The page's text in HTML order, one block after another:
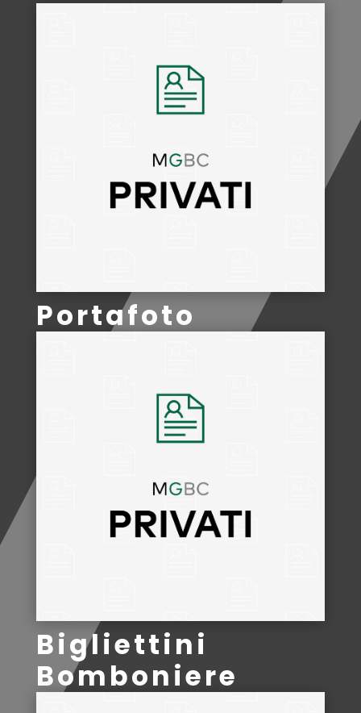
Portafoto
Bigliettini
Bomboniere